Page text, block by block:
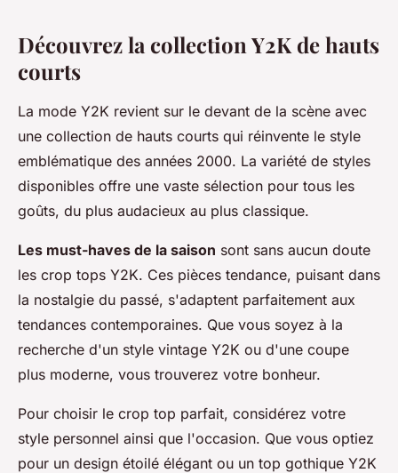
Découvrez la collection Y2K de hauts
courts
La mode Y2K revient sur le devant de la scène avec
une collection de hauts courts qui réinvente le style
emblématique des années 2000. La variété de styles
disponibles offre une vaste sélection pour tous les
goûts, du plus audacieux au plus classique.
Les must-haves de la saison sont sans aucun doute
les crop tops Y2K. Ces pièces tendance, puisant dans
la nostalgie du passé, s'adaptent parfaitement aux
tendances contemporaines. Que vous soyez à la
recherche d'un style vintage Y2K ou d'une coupe
plus moderne, vous trouverez votre bonheur.
Pour choisir le crop top parfait, considérez votre
style personnel ainsi que l'occasion. Que vous optiez
pour un design étoilé élégant ou un top gothique Y2K